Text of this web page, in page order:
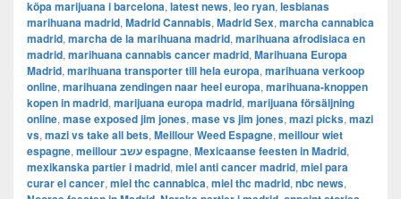
köpa marijuana i barcelona, latest news, leo ryan, lesbianas
marihuana madrid, Madrid Cannabis, Madrid Sex, marcha cannabica
madrid, marcha de la marihuana madrid, marihuana afrodisiaca en
madrid, marihuana cannabis cancer madrid, Marihuana Europa
Madrid, marihuana transporter till hela europa, marihuana verkoop
online, marihuana zendingen naar heel europa, marihuana-knoppen
kopen in madrid, marijuana europa madrid, marijuana försäljning
online, mase exposed jim jones, mase vs jim jones, mazi picks, mazi
vs, mazi vs take all bets, Meillour Weed Espagne, meillour wiet
espagne, meillour עשב espagne, Mexicaanse feesten in Madrid,
mexikanska partier i madrid, miel anti cancer madrid, miel para
curar el cancer, miel thc cannabica, miel thc madrid, nbc news,